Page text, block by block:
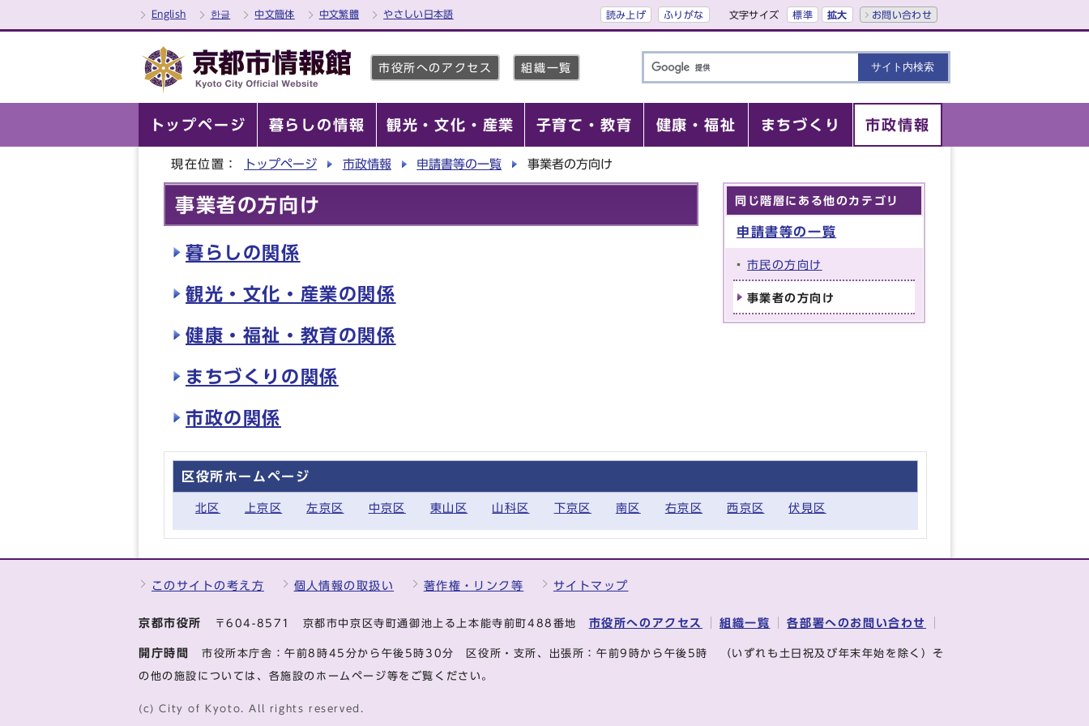
English 한글 中文簡体 中文繁體 やさしい日本語 読み上げ ふりがな 文字サイズ 標準 拡大 お問い合わせ
市役所へのアクセス 組織一覧
トップページ 暮らしの情報 観光・文化・産業 子育て・教育 健康・福祉 まちづくり 市政情報
現在位置： トップページ 市政情報 申請書等の一覧 事業者の方向け
事業者の方向け
暮らしの関係
観光・文化・産業の関係
健康・福祉・教育の関係
まちづくりの関係
市政の関係
同じ階層にある他のカテゴリ
申請書等の一覧
市民の方向け
事業者の方向け
区役所ホームページ
北区 上京区 左京区 中京区 東山区 山科区 下京区 南区 右京区 西京区 伏見区
このサイトの考え方 個人情報の取扱い 著作権・リンク等 サイトマップ
京都市役所 〒604-8571 京都市中京区寺町通御池上る上本能寺前町488番地 市役所へのアクセス 組織一覧 各部署へのお問い合わせ
開庁時間 市役所本庁舎：午前8時45分から午後5時30分 区役所・支所、出張所：午前9時から午後5時 （いずれも土日祝及び年末年始を除く）そ
の他の施設については、各施設のホームページ等をご覧ください。
(c) City of Kyoto. All rights reserved.